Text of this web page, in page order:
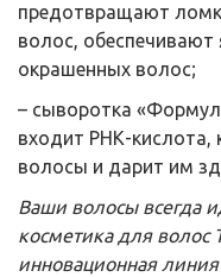
предотвращают
волос,
окрашенных волос;
– сыворотка
входит РНК-
волосы и дарит им
Ваши волосы всегда
косметика для
инновационная